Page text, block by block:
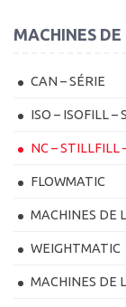
MACHINES DE
CAN – SÉRIE
ISO – ISOFILL –
NC – STILLFILL
FLOWMATIC
MACHINES DE
WEIGHTMATIC
MACHINES DE